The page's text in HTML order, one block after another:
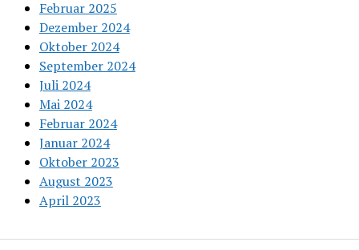
Februar 2025
Dezember 2024
Oktober 2024
September 2024
Juli 2024
Mai 2024
Februar 2024
Januar 2024
Oktober 2023
August 2023
April 2023